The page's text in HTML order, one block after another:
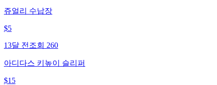
쥬얼리 수납장
$5
13달 전 조회 260
아디다스 키높이 슬리퍼
$15